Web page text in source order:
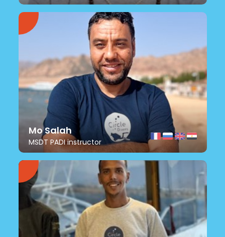
Mo Salah
MSDT PADI instructor